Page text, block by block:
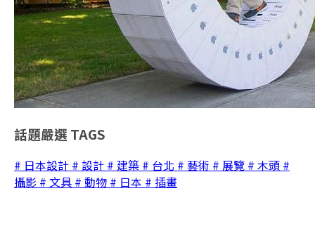
話題嚴選 TAGS
# 日本設計 # 設計 # 建築 # 台北 # 藝術 # 展覽 # 木頭 #
攝影 # 文具 # 動物 # 日本 # 插畫